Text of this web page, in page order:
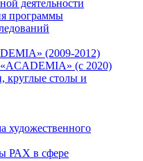
деятельности
программы
(2009-2012)
(с 2020)
круглые столы и
художественного
РАХ в сфере